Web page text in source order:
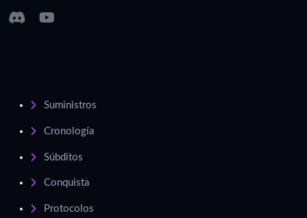
Suministros
Cronología
Súbditos
Conquista
Protocolos